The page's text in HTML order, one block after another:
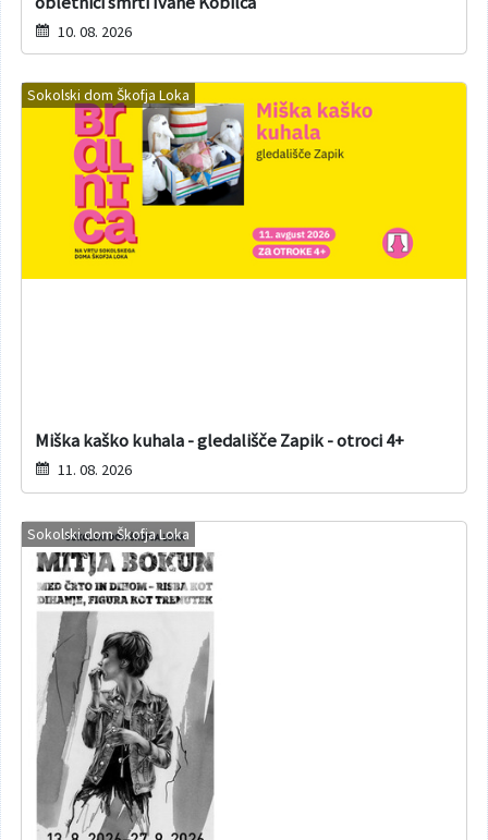
10. 08. 2026
Sokolski dom Škofja Loka
Miška kaško kuhala - gledališče Zapik - otroci 4+
11. 08. 2026
Sokolski dom Škofja Loka